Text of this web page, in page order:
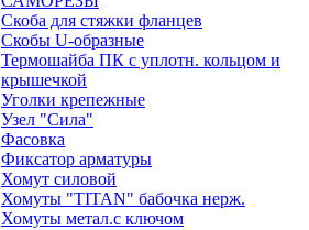
Скоба для стяжки фланцев
Скобы U-образные
Термошайба ПК с уплотн. кольцом и
крышечкой
Уголки крепежные
Узел "Сила"
Фасовка
Фиксатор арматуры
Хомут силовой
Хомуты "TITAN" бабочка нерж.
Хомуты метал.с ключом